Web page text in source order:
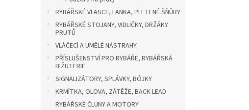
RYBÁŘSKÉ VLASCE, LANKA, PLETENÉ ŠŇŮRY
RYBÁŘSKÉ STOJANY, VIDLIČKY, DRŽÁKY
PRUTŮ
VLÁČECÍ A UMĚLÉ NÁSTRAHY
PŘÍSLUŠENSTVÍ PRO RYBÁŘE, RYBÁŘSKÁ
BIŽUTERIE
SIGNALIZÁTORY, SPLÁVKY, BÓJKY
KRMÍTKA, OLOVA, ZÁTĚŽE, BACK LEAD
RYBÁŘSKÉ ČLUNY A MOTORY